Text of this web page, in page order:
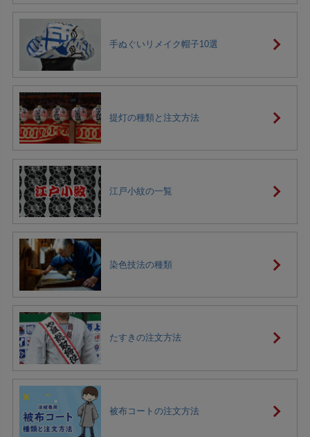
手ぬぐいリメイク帽子10選
提灯の種類と注文方法
江戸小紋の一覧
染色技法の種類
たすきの注文方法
被布コートの注文方法